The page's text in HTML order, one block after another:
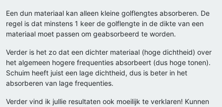
Een dun materiaal kan alleen kleine golflengtes absorberen. De
regel is dat minstens 1 keer de golflengte in de dikte van een
materiaal moet passen om geabsorbeerd te worden.
Verder is het zo dat een dichter materiaal (hoge dichtheid) over
het algemeen hogere frequenties absorbeert (dus hoge tonen).
Schuim heeft juist een lage dichtheid, dus is beter in het
absorberen van lage frequenties.
Verder vind ik jullie resultaten ook moeilijk te verklaren! Kunnen